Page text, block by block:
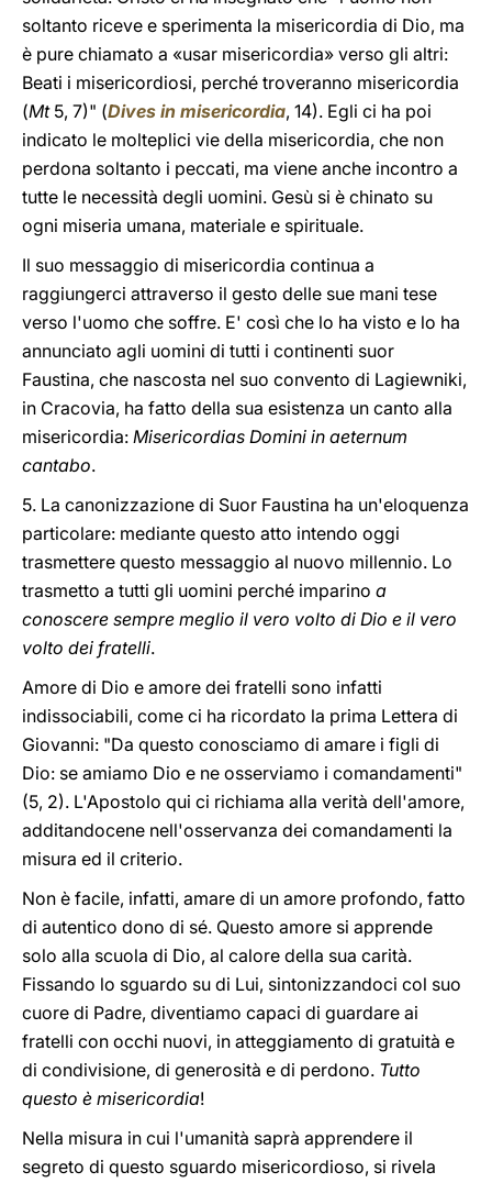
soltanto riceve e sperimenta la misericordia di Dio, ma
è pure chiamato a «usar misericordia» verso gli altri:
Beati i misericordiosi, perché troveranno misericordia
(Mt5, 7)" (Dives in misericordia, 14). Egli ci ha poi
indicato le molteplici vie della misericordia, che non
perdona soltanto i peccati, ma viene anche incontro a
tutte le necessità degli uomini. Gesù si è chinato su
ogni miseria umana, materiale e spirituale.
Il suo messaggio di misericordia continua a
raggiungerci attraverso il gesto delle sue mani tese
verso l'uomo che soffre. E' così che lo ha visto e lo ha
annunciato agli uomini di tutti i continenti suor
Faustina, che nascosta nel suo convento di Lagiewniki,
in Cracovia, ha fatto della sua esistenza un canto alla
misericordia: Misericordias Domini in aeternum
cantabo.
5. La canonizzazione di Suor Faustina ha un'eloquenza
particolare: mediante questo atto intendo oggi
trasmettere questo messaggio al nuovo millennio. Lo
trasmetto a tutti gli uomini perché imparino a
conoscere sempre meglio il vero volto di Dio e il vero
volto dei fratelli.
Amore di Dio e amore dei fratelli sono infatti
indissociabili, come ci ha ricordato la prima Lettera di
Giovanni: "Da questo conosciamo di amare i figli di
Dio: se amiamo Dio e ne osserviamo i comandamenti"
(5, 2). L'Apostolo qui ci richiama alla verità dell'amore,
additandocene nell'osservanza dei comandamenti la
misura ed il criterio.
Non è facile, infatti, amare di un amore profondo, fatto
di autentico dono di sé. Questo amore si apprende
solo alla scuola di Dio, al calore della sua carità.
Fissando lo sguardo su di Lui, sintonizzandoci col suo
cuore di Padre, diventiamo capaci di guardare ai
fratelli con occhi nuovi, in atteggiamento di gratuità e
di condivisione, di generosità e di perdono. Tutto
questo è misericordia!
Nella misura in cui l'umanità saprà apprendere il
segreto di questo sguardo misericordioso, si rivela